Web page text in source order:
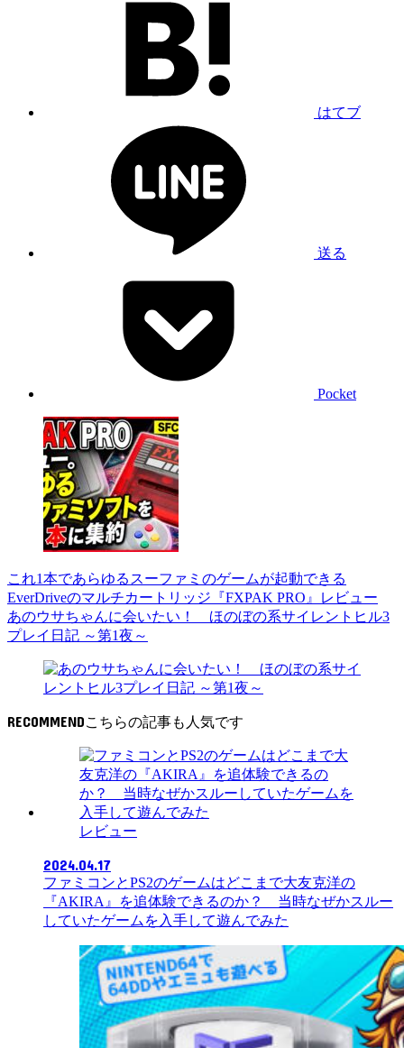
はてブ
送る
Pocket
これ1本であらゆるスーファミのゲームが起動できる
EverDriveのマルチカートリッジ『FXPAK PRO』レビュー
あのウサちゃんに会いたい！ ほのぼの系サイレントヒル3
プレイ日記 ～第1夜～
RECOMMEND
レビュー
2024.04.17
ファミコンとPS2のゲームはどこまで大友克洋の
『AKIRA』を追体験できるのか？ 当時なぜかスルー
していたゲームを入手して遊んでみた